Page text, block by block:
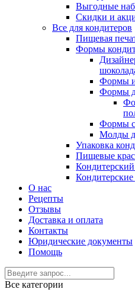
Выгодные
Скидки и
Все для кондитеров
Пищевая
Формы
Формы и
Формы
Формы
Молды
Упаковка
Пищевые
О нас
Рецепты
Отзывы
Доставка и оплата
Контакты
Юридические документы
Помощь
Все категории